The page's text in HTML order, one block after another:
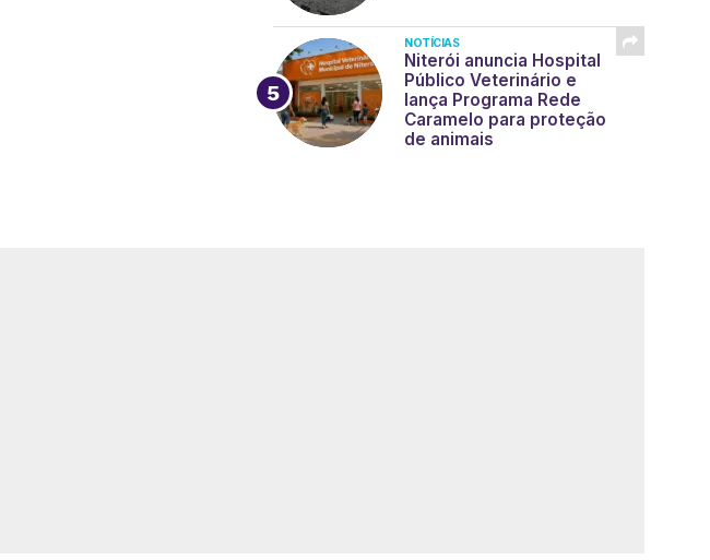
NOTÍCIAS
Niterói anuncia Hospital
Público Veterinário e
lança Programa Rede
Caramelo para proteção
de animais